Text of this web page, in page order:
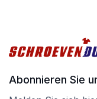
Abonnieren Sie